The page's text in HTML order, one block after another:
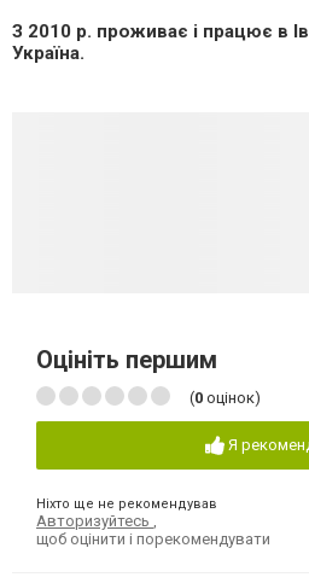
З 2010 р. проживає і працює в
Україна.
Оцініть першим
(0 оцінок)
Я
Ніхто ще не рекомендував
Авторизуйтесь ,
щоб оцінити і порекомендувати